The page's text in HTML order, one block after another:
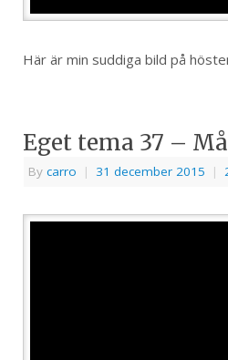
Här är min suddiga bild på
Eget tema 37 –
By carro | 31 december 2015 |